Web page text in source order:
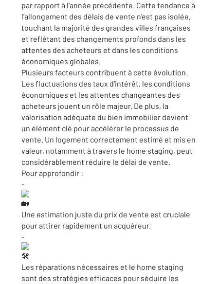
par rapport à l'année précédente. Cette tendance à
l'allongement des délais de vente n'est pas isolée,
touchant la majorité des grandes villes françaises
et reflétant des changements profonds dans les
attentes des acheteurs et dans les conditions
économiques globales.
Plusieurs facteurs contribuent à cette évolution.
Les fluctuations des taux d'intérêt, les conditions
économiques et les attentes changeantes des
acheteurs jouent un rôle majeur. De plus, la
valorisation adéquate du bien immobilier devient
un élément clé pour accélérer le processus de
vente. Un logement correctement estimé et mis en
valeur, notamment à travers le home staging, peut
considérablement réduire le délai de vente.
Pour approfondir :
-
Une estimation juste du prix de vente est cruciale
pour attirer rapidement un acquéreur.
-
Les réparations nécessaires et le home staging
sont des stratégies efficaces pour séduire les